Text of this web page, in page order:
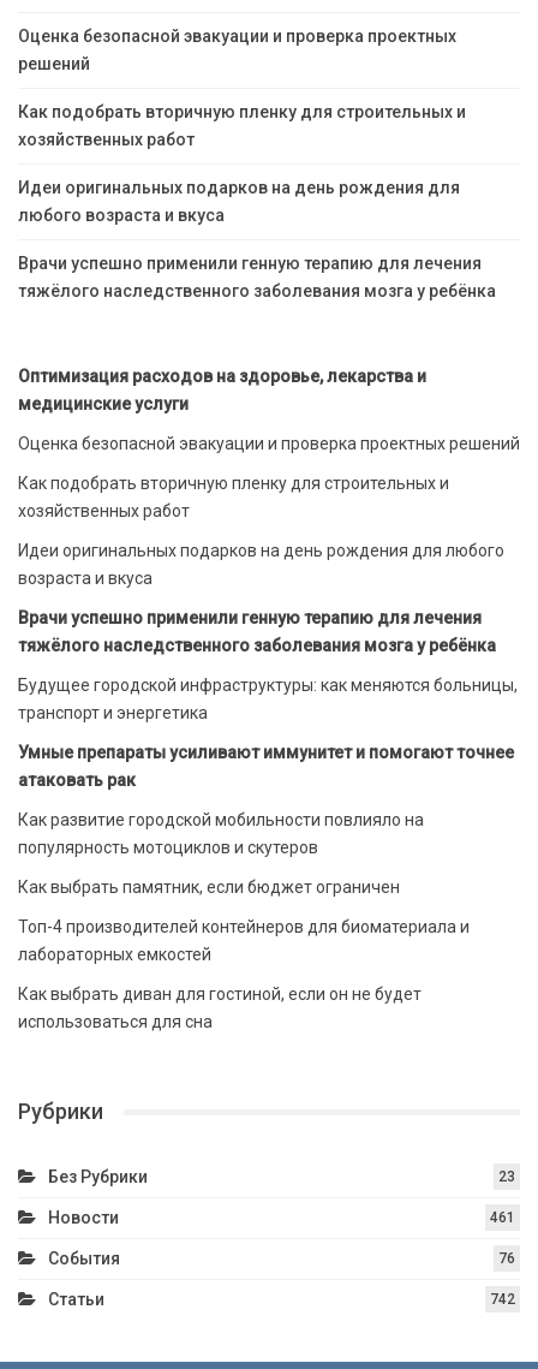
Оценка безопасной эвакуации и проверка проектных
решений
Как подобрать вторичную пленку для строительных и
хозяйственных работ
Идеи оригинальных подарков на день рождения для
любого возраста и вкуса
Врачи успешно применили генную терапию для лечения
тяжёлого наследственного заболевания мозга у ребёнка
Оптимизация расходов на здоровье, лекарства и
медицинские услуги
Оценка безопасной эвакуации и проверка проектных решений
Как подобрать вторичную пленку для строительных и
хозяйственных работ
Идеи оригинальных подарков на день рождения для любого
возраста и вкуса
Врачи успешно применили генную терапию для лечения
тяжёлого наследственного заболевания мозга у ребёнка
Будущее городской инфраструктуры: как меняются больницы,
транспорт и энергетика
Умные препараты усиливают иммунитет и помогают точнее
атаковать рак
Как развитие городской мобильности повлияло на
популярность мотоциклов и скутеров
Как выбрать памятник, если бюджет ограничен
Топ-4 производителей контейнеров для биоматериала и
лабораторных емкостей
Как выбрать диван для гостиной, если он не будет
использоваться для сна
Рубрики
Без Рубрики 23
Новости 461
События 76
Статьи 742